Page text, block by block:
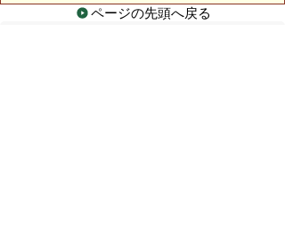
ページの先頭へ戻る